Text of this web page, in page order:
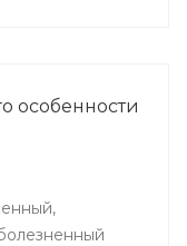
особенности